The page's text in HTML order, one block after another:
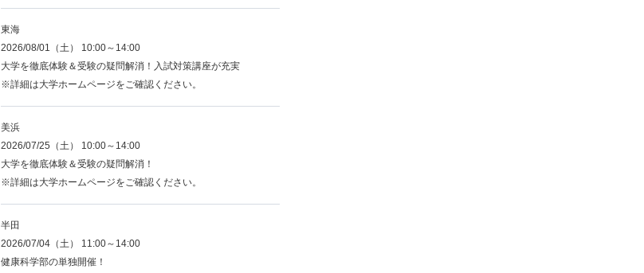
東海
2026/08/01（土） 10:00～14:00
大学を徹底体験＆受験の疑問解消！入試対策講座が充実
※詳細は大学ホームページをご確認ください。
美浜
2026/07/25（土） 10:00～14:00
大学を徹底体験＆受験の疑問解消！
※詳細は大学ホームページをご確認ください。
半田
2026/07/04（土） 11:00～14:00
健康科学部の単独開催！